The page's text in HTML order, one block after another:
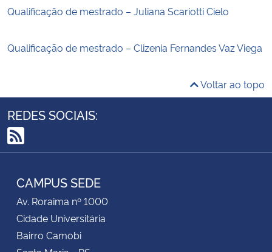
Qualificação de mestrado – Juliana Scariotti Cielo
Qualificação de mestrado – Clizenia Fernandes Vaz Viega
Voltar ao topo
REDES SOCIAIS:
RSS
CAMPUS SEDE
Av. Roraima nº 1000
Cidade Universitária
Bairro Camobi